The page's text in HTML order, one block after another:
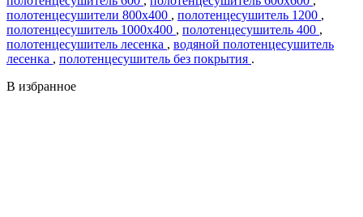
полотенцесушители 800х400 , полотенцесушитель 1200 ,
полотенцесушитель 1000х400 , полотенцесушитель 400 ,
полотенцесушитель лесенка , водяной полотенцесушитель
лесенка , полотенцесушитель без покрытия .
В избранное